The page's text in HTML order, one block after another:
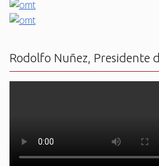
Rodolfo Nuñez, Presidente